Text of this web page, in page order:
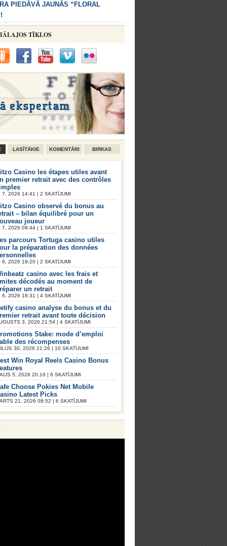
PIEDĀVĀ JAUNĀS “FLORAL
TĪKLOS
LASĪTĀKIE KOMENTĀRI BIRKAS
Casino les étapes utiles avant
premier retrait avec des contrôles
7, 2026 14:41 | 2 SKATĪJUMI
Casino observé du bonus au
– bilan équilibré pour un
joueur
7, 2026 09:44 | 1 SKATĪJUMI
parcours Tortuga casino utiles
la préparation des données
6, 2026 19:20 | 2 SKATĪJUMI
casino avec les frais et
décodés au moment de
un retrait
6, 2026 18:31 | 4 SKATĪJUMI
casino analyse du bonus et du
retrait avant toute décision
3, 2026 21:54 | 4 SKATĪJUMI
Stake: mode d’emploi
des récompenses
30, 2026 21:26 | 10 SKATĪJUMI
Win Royal Reels Casino Bonus
5, 2026 20:16 | 6 SKATĪJUMI
Choose Pokies Net Mobile
Latest Picks
21, 2026 08:52 | 6 SKATĪJUMI